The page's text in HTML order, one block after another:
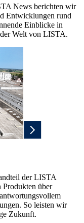
News berichten wir
Entwicklungen rund
Einblicke in
Welt von LISTA.
der LISTA
Produkten über
So leisten wir
Zukunft.